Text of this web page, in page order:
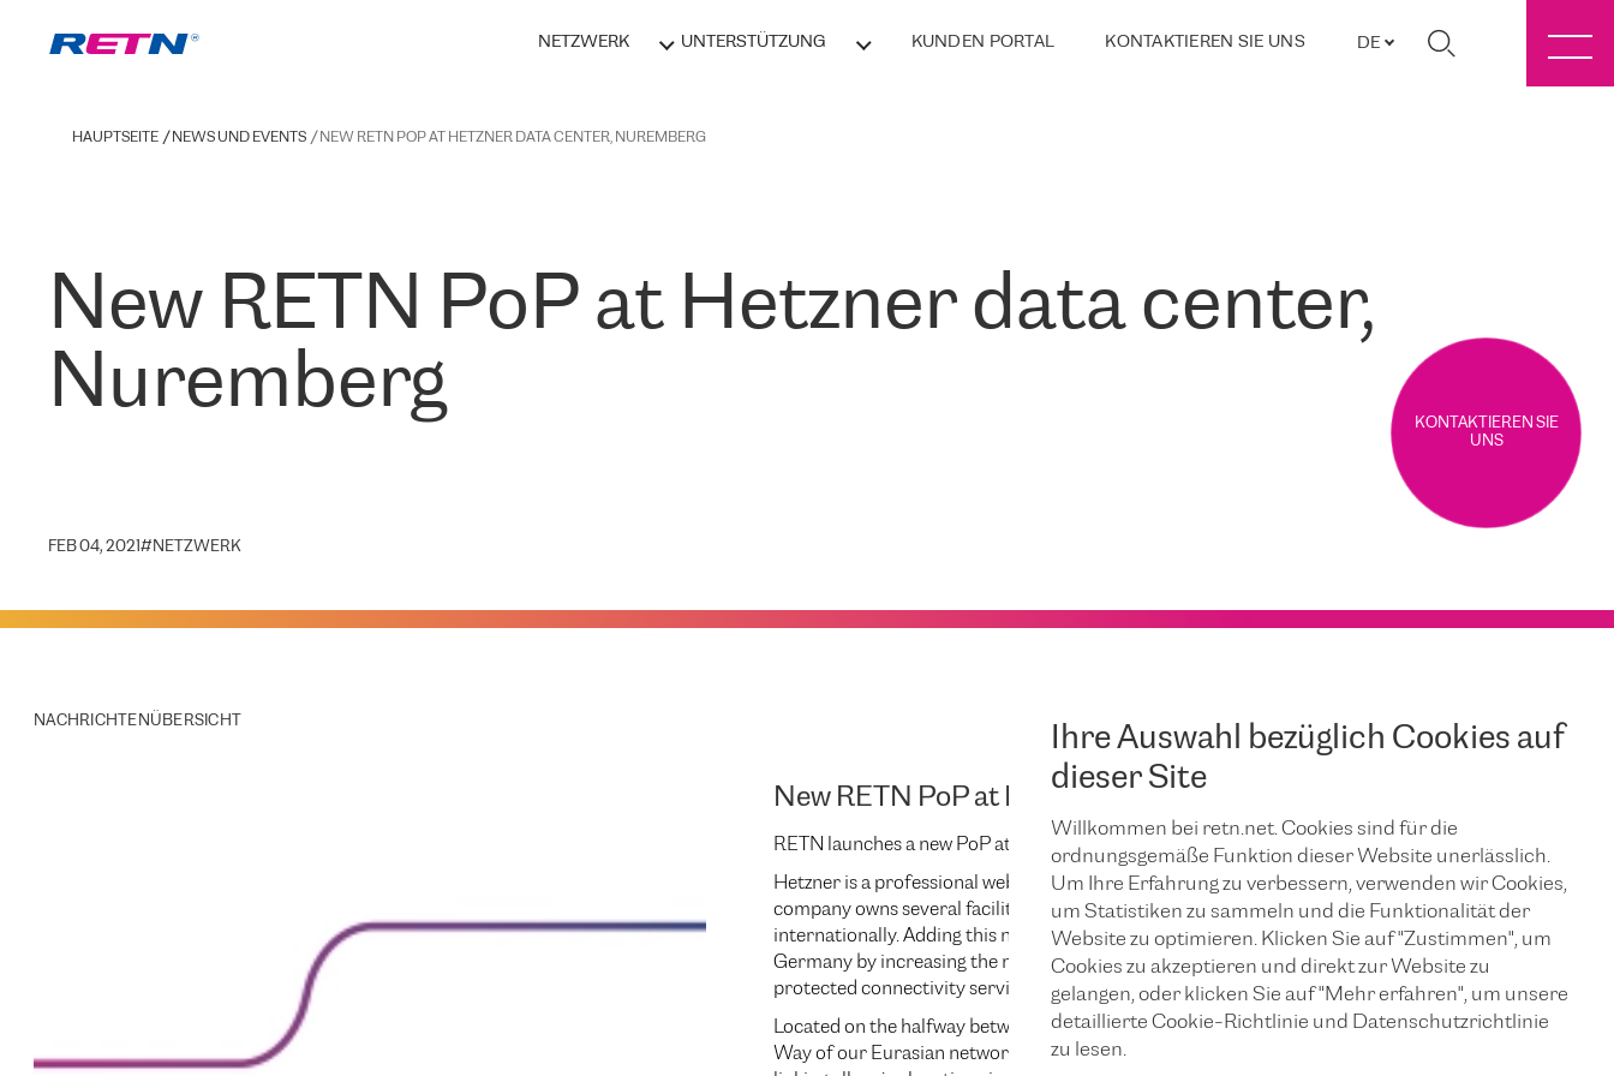
NETZWERK UNTERSTÜTZUNG KUNDEN PORTAL KONTAKTIEREN SIE UNS DE
Ihre Auswahl bezüglich Cookies auf
dieser Site
Willkommen bei retn.net. Cookies sind für die
ordnungsgemäße Funktion dieser Website unerlässlich.
Um Ihre Erfahrung zu verbessern, verwenden wir Cookies,
um Statistiken zu sammeln und die Funktionalität der
Website zu optimieren. Klicken Sie auf "Zustimmen", um
Cookies zu akzeptieren und direkt zur Website zu
gelangen, oder klicken Sie auf "Mehr erfahren", um unsere
detaillierte Cookie-Richtlinie und Datenschutzrichtlinie
zu lesen.
HAUPTSEITE NEWS UND EVENTS NEW RETN POP AT HETZNER DATA CENTER, NUREMBERG
New RETN PoP at Hetzner data center,
Nuremberg
FEB 04, 2021#NETZWERK
KONTAKTIEREN SIE
UNS
NACHRICHTENÜBERSICHT
New RETN PoP at Hetzner data center, Nuremberg
RETN launches a new PoP at Hetzner Online GmbH data center in Nuremberg.
Hetzner is a professional web hosting provider and experienced data center operator. The
company owns several facilities in Germany and Finland, popular with both local companies and
internationally. Adding this new facility to the RETN network helps us strengthen our presence in
Germany by increasing the number of well-known and valued platforms where we can offer our
protected connectivity services.
Located on the halfway between Prague and Frankfurt, Nuremberg is a key PoP on the South
Way of our Eurasian network –
TRANSKZ, one of the shortest terrestrial routes on the market,